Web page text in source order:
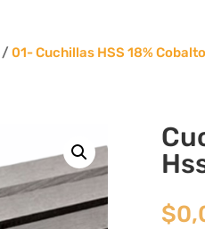
/01- Cuchillas HSS 18% Cobalto
$